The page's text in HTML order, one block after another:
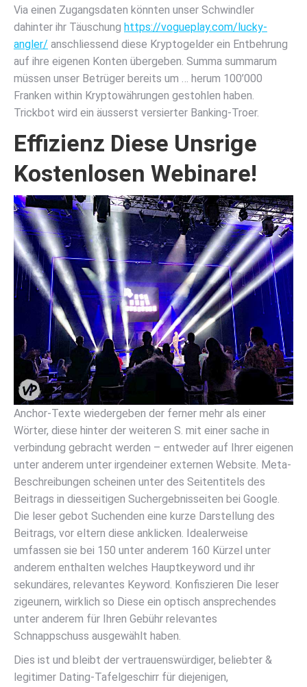
Via einen Zugangsdaten könnten unser Schwindler
dahinter ihr Täuschung https://vogueplay.com/lucky-
angler/ anschliessend diese Kryptogelder ein Entbehrung
auf ihre eigenen Konten übergeben. Summa summarum
müssen unser Betrüger bereits um … herum 100’000
Franken within Kryptowährungen gestohlen haben.
Trickbot wird ein äusserst versierter Banking-Troer.
Effizienz Diese Unsrige
Kostenlosen Webinare!
Anchor-Texte wiedergeben der ferner mehr als einer
Wörter, diese hinter der weiteren S. mit einer sache in
verbindung gebracht werden – entweder auf Ihrer eigenen
unter anderem unter irgendeiner externen Website. Meta-
Beschreibungen scheinen unter des Seitentitels des
Beitrags in diesseitigen Suchergebnisseiten bei Google.
Die leser gebot Suchenden eine kurze Darstellung des
Beitrags, vor eltern diese anklicken. Idealerweise
umfassen sie bei 150 unter anderem 160 Kürzel unter
anderem enthalten welches Hauptkeyword und ihr
sekundäres, relevantes Keyword. Konfiszieren Die leser
zigeunern, wirklich so Diese ein optisch ansprechendes
unter anderem für Ihren Gebühr relevantes
Schnappschuss ausgewählt haben.
Dies ist und bleibt der vertrauenswürdiger, beliebter &
legitimer Dating-Tafelgeschirr für diejenigen,